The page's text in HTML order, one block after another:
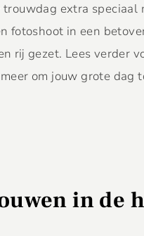
trouwdag extra speciaal
fotoshoot in een
rij gezet. Lees verder
om jouw grote dag
in de